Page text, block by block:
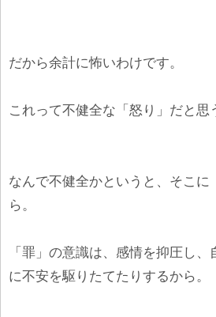
だから余計に怖いわけです。
これって不健全な「怒り」だと思
なんで不健全かというと、そこに
ら。
「罪」の意識は、感情を抑圧し
に不安を駆りたてたりするから。